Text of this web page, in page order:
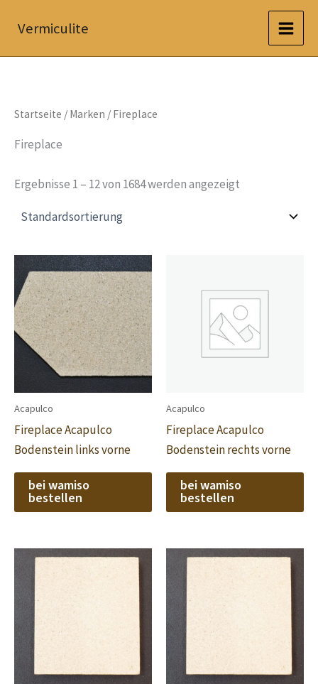
InhaltVermiculite
Startseite / Marken / Fireplace
Fireplace
Ergebnisse 1 – 12 von 1684 werden angezeigt
Acapulco
Fireplace Acapulco
Bodenstein links vorne
bei wamiso
bestellen
Acapulco
Fireplace Acapulco
Bodenstein rechts vorne
bei wamiso
bestellen